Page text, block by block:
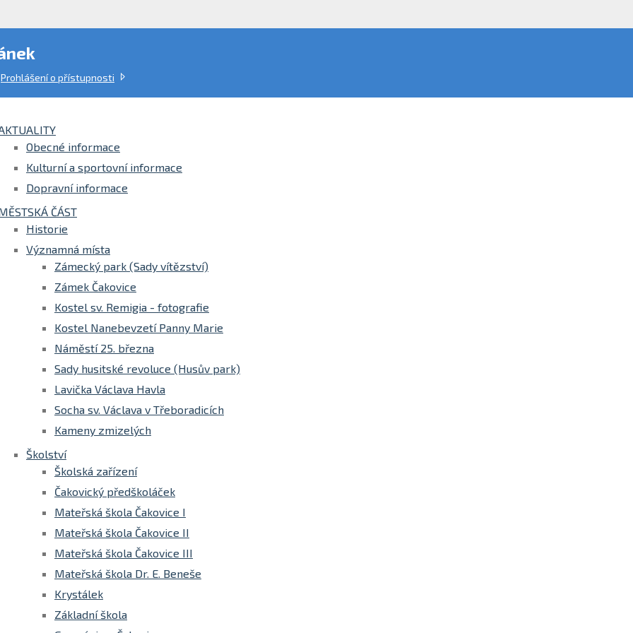
Prohlášení o přístupnosti
Obecné informace
Kulturní a sportovní informace
Dopravní informace
ČÁST
Historie
Významná místa
Zámecký park (Sady vítězství)
Zámek Čakovice
Kostel sv. Remigia - fotografie
Kostel Nanebevzetí Panny Marie
Náměstí 25. března
Sady husitské revoluce (Husův park)
Lavička Václava Havla
Socha sv. Václava v Třeboradicích
Kameny zmizelých
Školství
Školská zařízení
Čakovický předškoláček
Mateřská škola Čakovice I
Mateřská škola Čakovice II
Mateřská škola Čakovice III
Mateřská škola Dr. E. Beneše
Krystálek
Základní škola